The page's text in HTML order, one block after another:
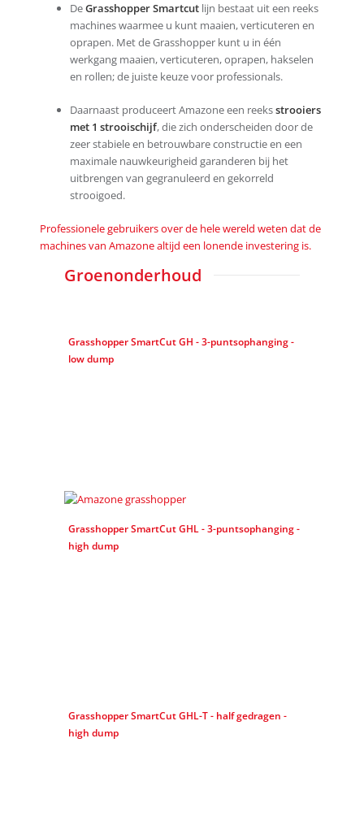
DeGrasshopper Smartcutlijn bestaat uit een reeks
machines waarmee u kunt maaien, verticuteren en
oprapen. Met de Grasshopper kunt u in één
werkgang maaien, verticuteren, oprapen, hakselen
en rollen; de juiste keuze voor professionals.
Daarnaast produceert Amazone een reeksstrooiers
met 1 strooischijf, die zich onderscheiden door de
zeer stabiele en betrouwbare constructie en een
maximale nauwkeurigheid garanderen bij het
uitbrengen van gegranuleerd en gekorreld
strooigoed.
Professionele gebruikers over de hele wereld weten dat de
machines van Amazone altijd een lonende investering is.
Groenonderhoud
Grasshopper SmartCut GH - 3-puntsophanging -
low dump
Grasshopper SmartCut GHL - 3-puntsophanging -
high dump
Grasshopper SmartCut GHL-T - half gedragen -
high dump